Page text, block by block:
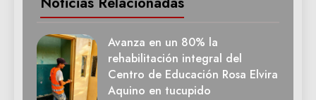
Avanza en un 80% la
rehabilitación integral del
Centro de Educación Rosa Elvira
Aquino en tucupido